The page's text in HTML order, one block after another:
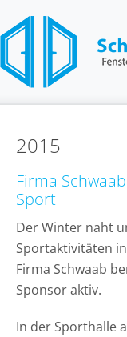
2015
Firma
Sport
Der Winter naht
Sportaktivitäten
Firma Schwaab
Sponsor aktiv.
In der Sporthalle